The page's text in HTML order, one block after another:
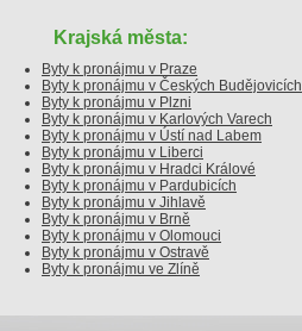
Krajská města:
Byty k pronájmu v Praze
Byty k pronájmu v Českých Budějovicích
Byty k pronájmu v Plzni
Byty k pronájmu v Karlových Varech
Byty k pronájmu v Ústí nad Labem
Byty k pronájmu v Liberci
Byty k pronájmu v Hradci Králové
Byty k pronájmu v Pardubicích
Byty k pronájmu v Jihlavě
Byty k pronájmu v Brně
Byty k pronájmu v Olomouci
Byty k pronájmu v Ostravě
Byty k pronájmu ve Zlíně